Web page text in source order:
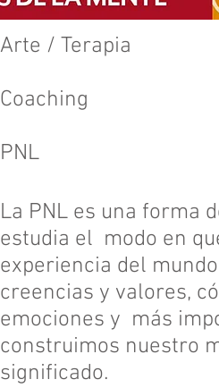
Arte / Terapia
Coaching
PNL
La PNL es una forma
estudia el modo en
experiencia del
creencias y valores,
emociones y más
construimos nuestro
significado.